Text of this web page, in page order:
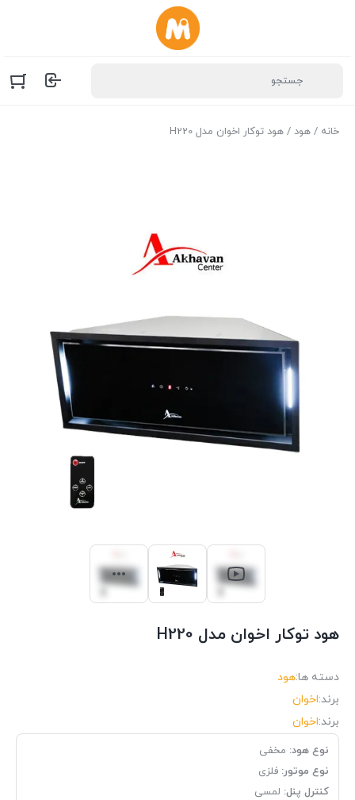
خانه / هود / هود توکار اخوان مدل H220
هود توکار اخوان مدل H220
دسته ها:هود
برند:اخوان
برند:اخوان
نوع هود: مخفی
نوع موتور: فلزی
کنترل پنل: لمسی